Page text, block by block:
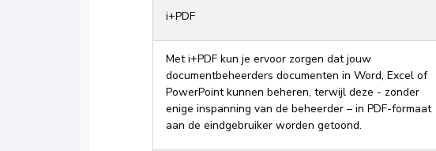
i+PDF
Met i+PDF kun je ervoor zorgen dat jouw
documentbeheerders documenten in Word, Excel of
PowerPoint kunnen beheren, terwijl deze - zonder
enige inspanning van de beheerder – in PDF-formaat
aan de eindgebruiker worden getoond.